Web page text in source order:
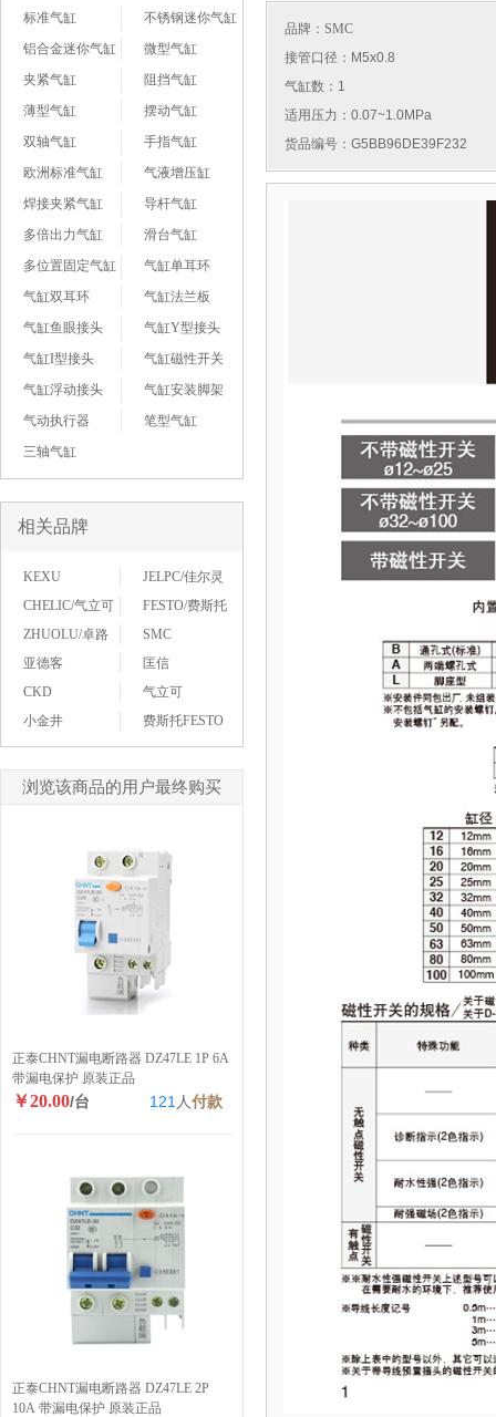
标准气缸
不锈钢迷你气缸
铝合金迷你气缸
微型气缸
夹紧气缸
阻挡气缸
薄型气缸
摆动气缸
双轴气缸
手指气缸
欧洲标准气缸
气液增压缸
焊接夹紧气缸
导杆气缸
多倍出力气缸
滑台气缸
多位置固定气缸
气缸单耳环
气缸双耳环
气缸法兰板
气缸鱼眼接头
气缸Y型接头
气缸I型接头
气缸磁性开关
气缸浮动接头
气缸安装脚架
气动执行器
笔型气缸
三轴气缸
相关品牌
KEXU
JELPC/佳尔灵
CHELIC/气立可
FESTO/费斯托
ZHUOLU/卓路
SMC
亚德客
匡信
CKD
气立可
小金井
费斯托FESTO
浏览该商品的用户最终购买
正泰CHNT漏电断路器 DZ47LE 1P 6A
带漏电保护 原装正品
￥20.00/台 121 人付款
正泰CHNT漏电断路器 DZ47LE 2P
10A 带漏电保护 原装正品
品牌： SMC
接管口径：M5x0.8
气缸数：1
适用压力：0.07~1.0MPa
货品编号：G5BB96DE39F232